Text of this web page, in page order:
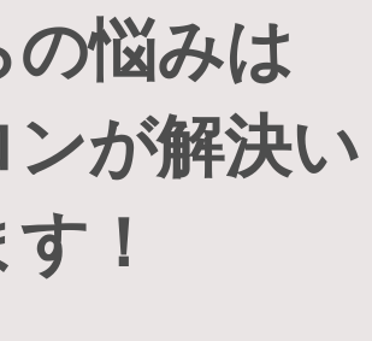
の悩みは
ンが解決い
！